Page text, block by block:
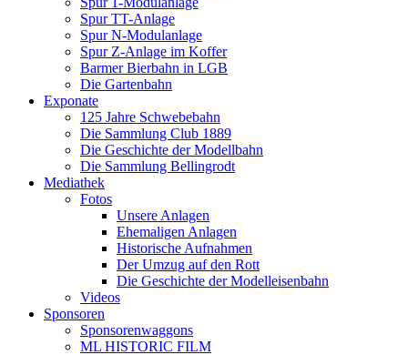
Spur TT-Anlage
Spur N-Modulanlage
Spur Z-Anlage im Koffer
Barmer Bierbahn in LGB
Die Gartenbahn
Exponate
125 Jahre Schwebebahn
Die Sammlung Club 1889
Die Geschichte der Modellbahn
Die Sammlung Bellingrodt
Mediathek
Fotos
Unsere Anlagen
Ehemaligen Anlagen
Historische Aufnahmen
Der Umzug auf den Rott
Die Geschichte der Modelleisenbahn
Videos
Sponsoren
Sponsorenwaggons
ML HISTORIC FILM